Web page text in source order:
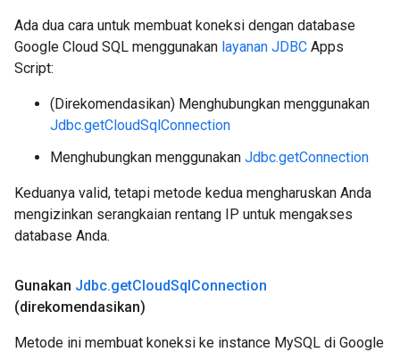
Ada dua cara untuk membuat koneksi dengan database
Google Cloud SQL menggunakan layanan JDBC Apps
Script:
(Direkomendasikan) Menghubungkan menggunakan
Jdbc.getCloudSqlConnection
Menghubungkan menggunakan Jdbc.getConnection
Keduanya valid, tetapi metode kedua mengharuskan Anda
mengizinkan serangkaian rentang IP untuk mengakses
database Anda.
Gunakan Jdbc.getCloudSqlConnection
(direkomendasikan)
Metode ini membuat koneksi ke instance MySQL di Google